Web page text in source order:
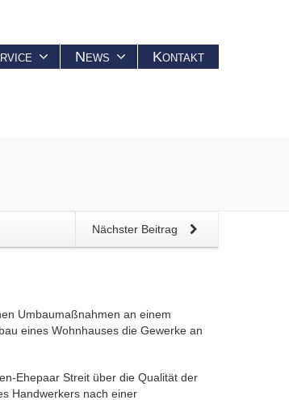
News Kontakt
Nächster Beitrag
Umbaumaßnahmen an einem
eines Wohnhauses die Gewerke an
Ehepaar Streit über die Qualität der
Handwerkers nach einer